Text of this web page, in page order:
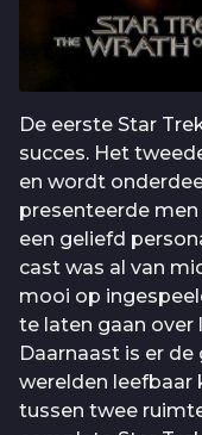
De eerste Star
succes. Het
en wordt
presenteerde
een geliefd
cast was al van
mooi op
te laten gaan over
Daarnaast is er de
werelden leefbaar
tussen twee